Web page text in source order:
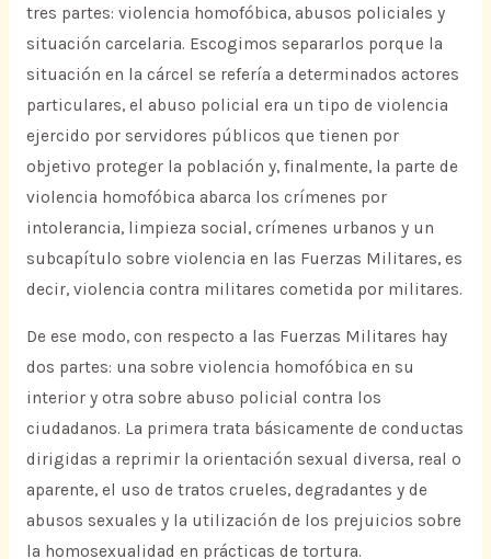
tres partes: violencia homofóbica, abusos policiales y
situación carcelaria. Escogimos separarlos porque la
situación en la cárcel se refería a determinados actores
particulares, el abuso policial era un tipo de violencia
ejercido por servidores públicos que tienen por
objetivo proteger la población y, finalmente, la parte de
violencia homofóbica abarca los crímenes por
intolerancia, limpieza social, crímenes urbanos y un
subcapítulo sobre violencia en las Fuerzas Militares, es
decir, violencia contra militares cometida por militares.
De ese modo, con respecto a las Fuerzas Militares hay
dos partes: una sobre violencia homofóbica en su
interior y otra sobre abuso policial contra los
ciudadanos. La primera trata básicamente de conductas
dirigidas a reprimir la orientación sexual diversa, real o
aparente, el uso de tratos crueles, degradantes y de
abusos sexuales y la utilización de los prejuicios sobre
la homosexualidad en prácticas de tortura.